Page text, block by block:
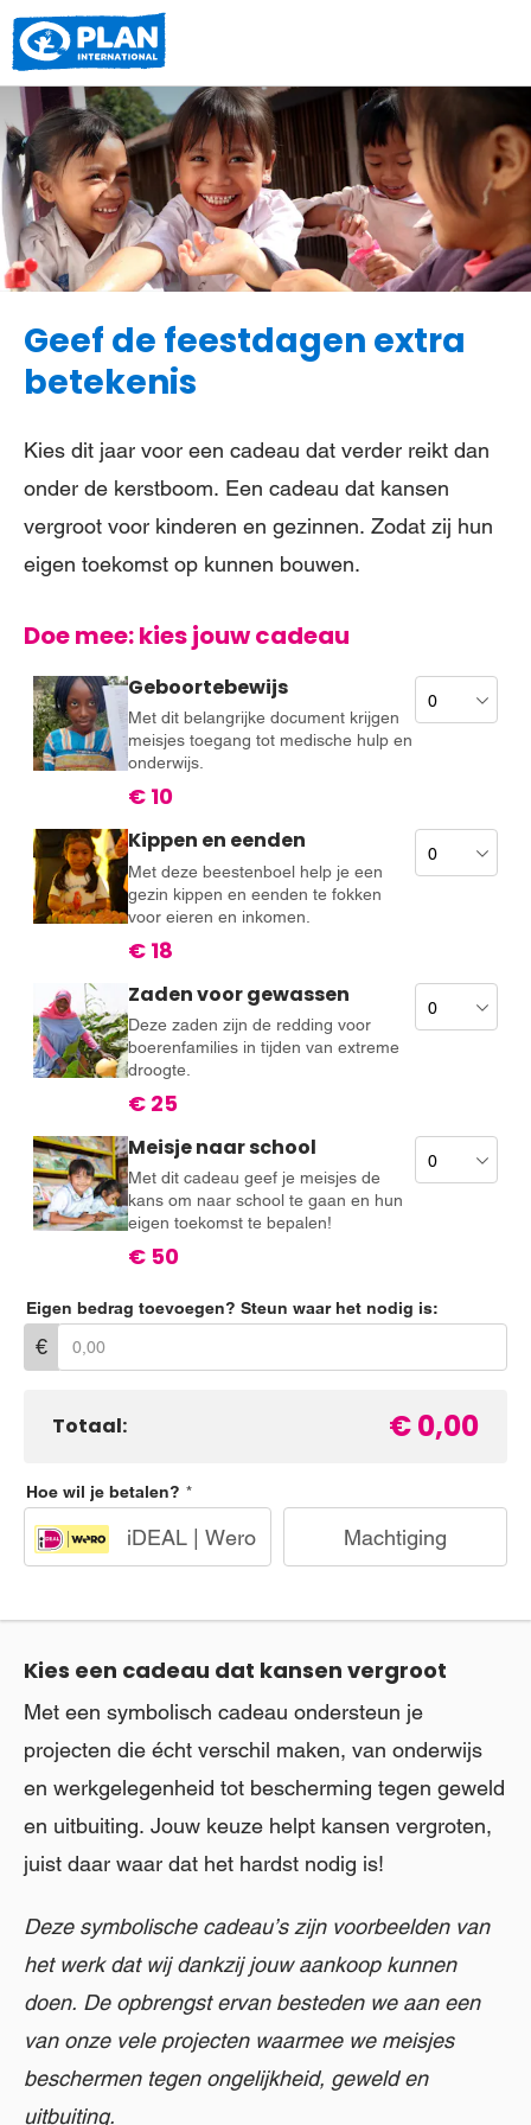
Geef de feestdagen extra
betekenis
Kies dit jaar voor een cadeau dat verder reikt dan
onder de kerstboom. Een cadeau dat kansen
vergroot voor kinderen en gezinnen. Zodat zij hun
eigen toekomst op kunnen bouwen.
Doe mee: kies jouw cadeau
Geboortebewijs
Met dit belangrijke document krijgen
meisjes toegang tot medische hulp en
onderwijs.
€ 10
Kippen en eenden
Met deze beestenboel help je een
gezin kippen en eenden te fokken
voor eieren en inkomen.
€ 18
Zaden voor gewassen
Deze zaden zijn de redding voor
boerenfamilies in tijden van extreme
droogte.
€ 25
Meisje naar school
Met dit cadeau geef je meisjes de
kans om naar school te gaan en hun
eigen toekomst te bepalen!
€ 50
Eigen bedrag toevoegen? Steun waar het nodig is:
€
Totaal: € 0,00
Hoe wil je betalen?
iDEAL | Wero Machtiging
Kies een cadeau dat kansen vergroot
Met een symbolisch cadeau ondersteun je
projecten die écht verschil maken, van onderwijs
en werkgelegenheid tot bescherming tegen geweld
en uitbuiting. Jouw keuze helpt kansen vergroten,
juist daar waar dat het hardst nodig is!
Deze symbolische cadeau’s zijn voorbeelden van
het werk dat wij dankzij jouw aankoop kunnen
doen. De opbrengst ervan besteden we aan een
van onze vele projecten waarmee we meisjes
beschermen tegen ongelijkheid, geweld en
uitbuiting.